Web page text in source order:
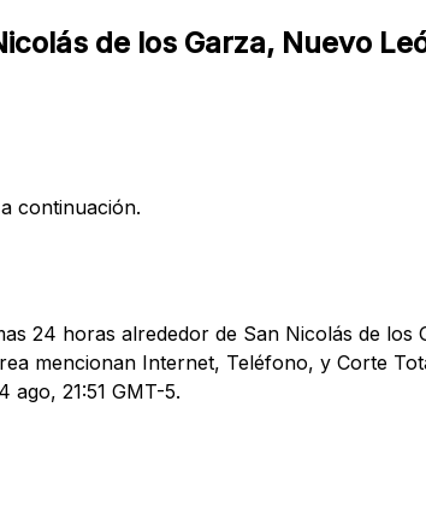
de los Garza, Nuevo
continuación.
24 horas alrededor de San Nicolás de
mencionan Internet, Teléfono, y Corte
ago, 21:51 GMT-5.